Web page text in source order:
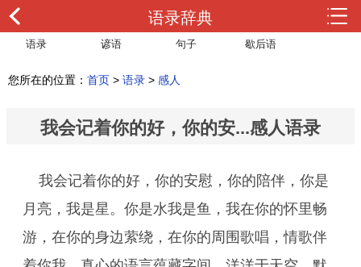
语录辞典
语录 谚语 句子 歇后语
您所在的位置： 首页 > 语录 > 感人
我会记着你的好，你的安...感人语录
我会记着你的好，你的安慰，你的陪伴，你是
月亮，我是星。你是水我是鱼，我在你的怀里畅
游，在你的身边萦绕，在你的周围歌唱，情歌伴